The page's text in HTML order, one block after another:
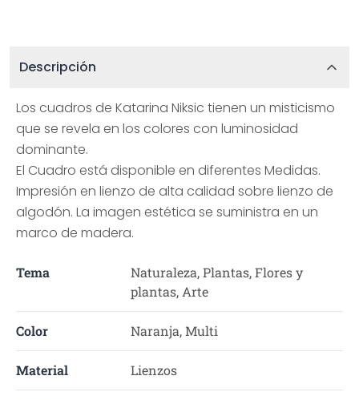
Descripción
Los cuadros de Katarina Niksic tienen un misticismo
que se revela en los colores con luminosidad
dominante.
El Cuadro está disponible en diferentes Medidas.
Impresión en lienzo de alta calidad sobre lienzo de
algodón. La imagen estética se suministra en un
marco de madera.
Tema
Naturaleza, Plantas, Flores y
plantas, Arte
Color Naranja, Multi
Material Lienzos